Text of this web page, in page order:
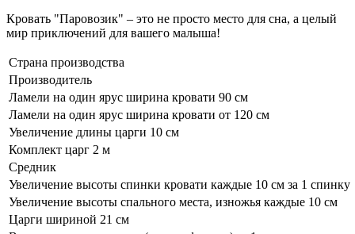
Кровать "Паровозик" – это не просто место для сна, а целый
мир приключений для вашего малыша!
Страна производства
Производитель
Ламели на один ярус ширина кровати 90 см
Ламели на один ярус ширина кровати от 120 см
Увеличение длины царги 10 см
Комплект царг 2 м
Средник
Увеличение высоты спинки кровати каждые 10 см за 1 спинку
Увеличение высоты спального места, изножья каждые 10 см
Царги шириной 21 см